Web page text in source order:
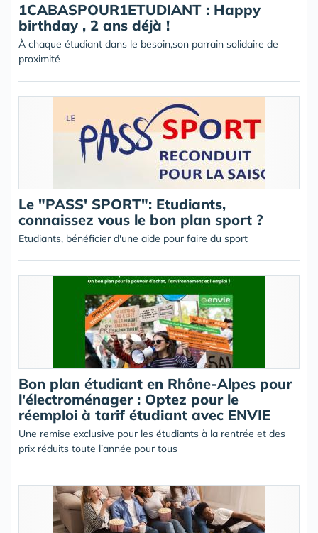
1CABASPOUR1ETUDIANT : Happy
birthday , 2 ans déjà !
À chaque étudiant dans le besoin,son parrain solidaire de
proximité
Le "PASS' SPORT": Etudiants,
connaissez vous le bon plan sport ?
Etudiants, bénéficier d'une aide pour faire du sport
Bon plan étudiant en Rhône-Alpes pour
l'électroménager : Optez pour le
réemploi à tarif étudiant avec ENVIE
Une remise exclusive pour les étudiants à la rentrée et des
prix réduits toute l’année pour tous